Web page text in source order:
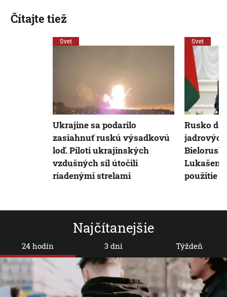
Najčítanejšie
24 hodín 3 dni Týždeň
Čítajte tiež
Svet
Ukrajine sa podarilo
zasiahnuť ruskú výsadkovú
loď. Piloti ukrajinských
vzdušných síl útočili
riadenými strelami
Svet
Rusko
použitie